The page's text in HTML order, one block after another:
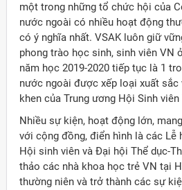
một trong những tổ chức hội của
nước ngoài có nhiều hoạt động
có ý nghĩa nhất. VSAK luôn giữ
phong trào học sinh, sinh viên VN
năm học 2019-2020 tiếp tục là 1
nước ngoài được xếp loại xuất sắc
khen của Trung ương Hội Sinh viên
Nhiều sự kiện, hoạt động lớn,
với cộng đồng, điển hình là các Lễ
Hội sinh viên và Đại hội Thể dục-
thảo các nhà khoa học trẻ VN tại
thường niên và trở thành các sự